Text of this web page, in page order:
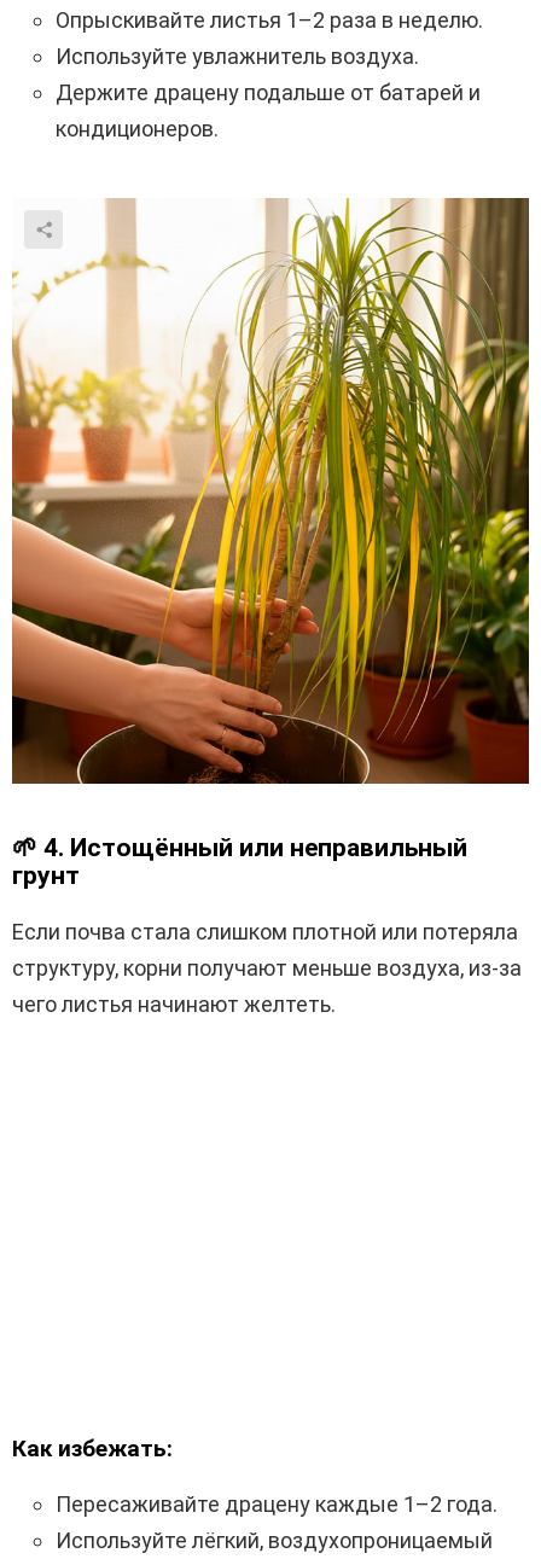
Опрыскивайте листья 1–2 раза в неделю.
Используйте увлажнитель воздуха.
Держите драцену подальше от батарей и
кондиционеров.
🌱 4. Истощённый или неправильный
грунт
Если почва стала слишком плотной или потеряла
структуру, корни получают меньше воздуха, из-за
чего листья начинают желтеть.
Как избежать:
Пересаживайте драцену каждые 1–2 года.
Используйте лёгкий, воздухопроницаемый